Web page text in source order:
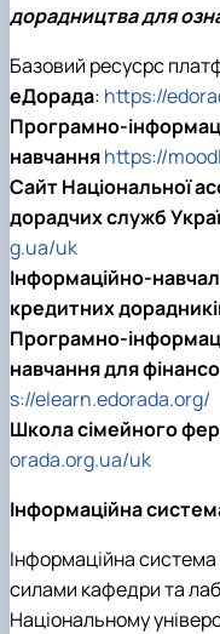
дорадництва для
Базовий ресусрс
еДорада: https://
Програмно-
навчанняhttps://
Сайт Національної
дорадчих служб
g.ua/uk
Інформаційно-
кредитних
Програмно-
навчання для
s://elearn.edorada.org/
Школа сімейного
orada.org.ua/uk
Інформаційна
Інформаційна
силами кафедри та
Національному